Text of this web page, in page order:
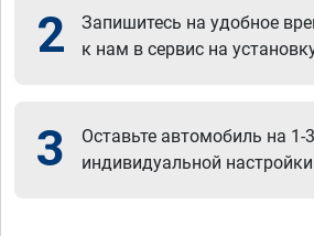
2
Запишитесь на удобное
к нам в сервис на
3
Оставьте автомобиль на 1-
индивидуальной